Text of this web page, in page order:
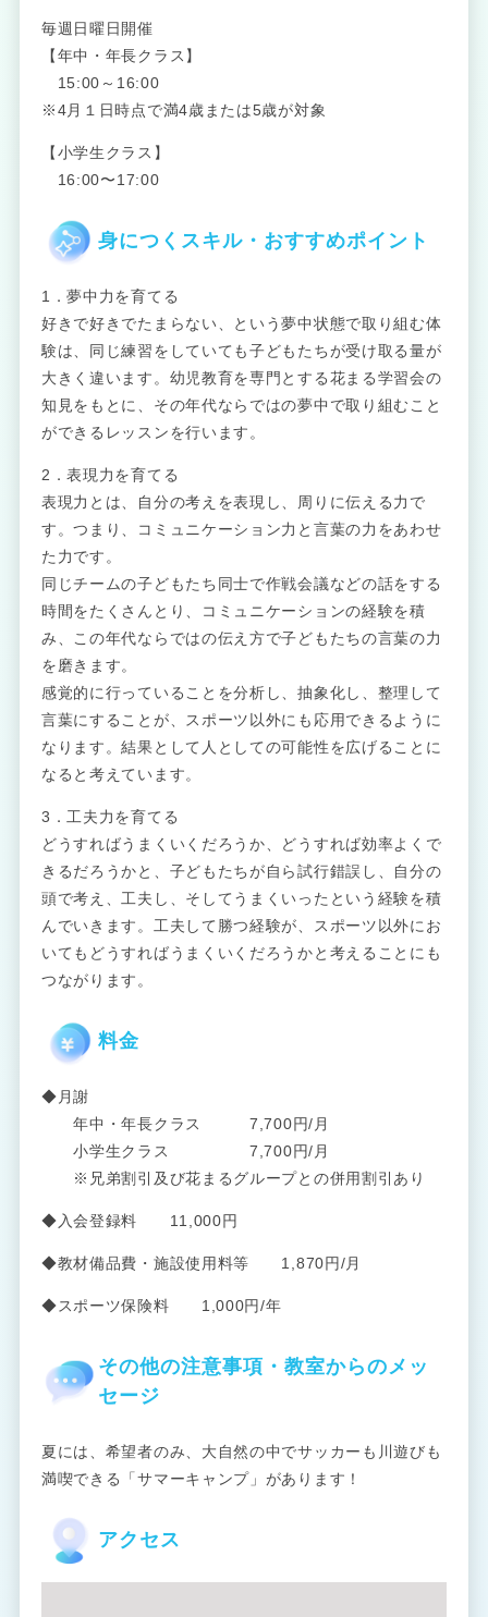
毎週日曜日開催
【年中・年長クラス】
15:00～16:00
※4月１日時点で満4歳または5歳が対象
【小学生クラス】
16:00〜17:00
身につくスキル・おすすめポイント
1．夢中力を育てる
好きで好きでたまらない、という夢中状態で取り組む体
験は、同じ練習をしていても子どもたちが受け取る量が
大きく違います。幼児教育を専門とする花まる学習会の
知見をもとに、その年代ならではの夢中で取り組むこと
ができるレッスンを行います。
2．表現力を育てる
表現力とは、自分の考えを表現し、周りに伝える力で
す。つまり、コミュニケーション力と言葉の力をあわせ
た力です。
同じチームの子どもたち同士で作戦会議などの話をする
時間をたくさんとり、コミュニケーションの経験を積
み、この年代ならではの伝え方で子どもたちの言葉の力
を磨きます。
感覚的に行っていることを分析し、抽象化し、整理して
言葉にすることが、スポーツ以外にも応用できるように
なります。結果として人としての可能性を広げることに
なると考えています。
3．工夫力を育てる
どうすればうまくいくだろうか、どうすれば効率よくで
きるだろうかと、子どもたちが自ら試行錯誤し、自分の
頭で考え、工夫し、そしてうまくいったという経験を積
んでいきます。工夫して勝つ経験が、スポーツ以外にお
いてもどうすればうまくいくだろうかと考えることにも
つながります。
料金
◆月謝
年中・年長クラス 7,700円/月
小学生クラス 7,700円/月
※兄弟割引及び花まるグループとの併用割引あり
◆入会登録料 11,000円
◆教材備品費・施設使用料等 1,870円/月
◆スポーツ保険料 1,000円/年
その他の注意事項・教室からのメッ
セージ
夏には、希望者のみ、大自然の中でサッカーも川遊びも
満喫できる「サマーキャンプ」があります！
アクセス